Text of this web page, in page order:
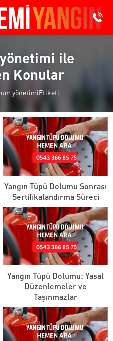
ile
Konular
yönetimiEtiketi
Yangın Tüpü Dolumu Sonrası
Sertifikalandırma Süreci
Yangın Tüpü Dolumu: Yasal
Düzenlemeler ve
Taşınmazlar